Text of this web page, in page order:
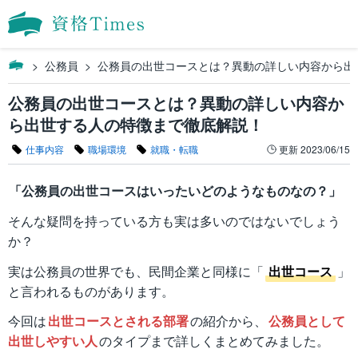
公務員 公務員の出世コースとは？異動の詳しい内容から
公務員の出世コースとは？異動の詳しい内容か
ら出世する人の特徴まで徹底解説！
仕事内容 職場環境 就職・転職 更新2023/06/15
「公務員の出世コースはいったいどのようなものなの？」
そんな疑問を持っている方も実は多いのではないでしょう
か？
実は公務員の世界でも、民間企業と同様に「 出世コース 」
と言われるものがあります。
今回は出世コースとされる部署の紹介から、 公務員として
出世しやすい人のタイプまで詳しくまとめてみました。